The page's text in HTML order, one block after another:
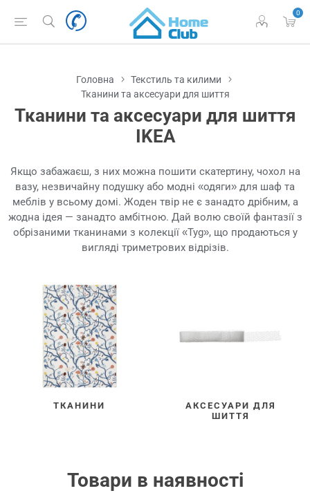
0
Головна
Текстиль та килими
Тканини та аксесуари для шиття
Тканини та аксесуари для шиття
IKEA
Якщо забажаєш, з них можна пошити скатертину, чохол на
вазу, незвичайну подушку або модні «одяги» для шаф та
меблів у всьому домі. Жоден твір не є занадто дрібним, а
жодна ідея — занадто амбітною. Дай волю своїй фантазії з
обрізаними тканинами з колекції «Tyg», що продаються у
вигляді триметрових відрізів.
ТКАНИНИ
АКСЕСУАРИ ДЛЯ
ШИТТЯ
Товари в наявності